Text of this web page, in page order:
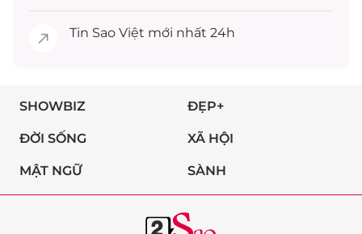
Tin Sao Việt mới nhất 24h
SHOWBIZ ĐẸP+
ĐỜI SỐNG XÃ HỘI
MẬT NGỮ SÀNH